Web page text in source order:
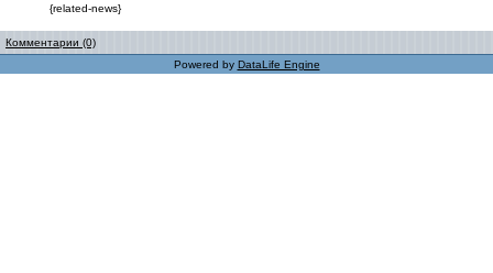
{related-news}
Комментарии (0)
Powered by DataLife Engine